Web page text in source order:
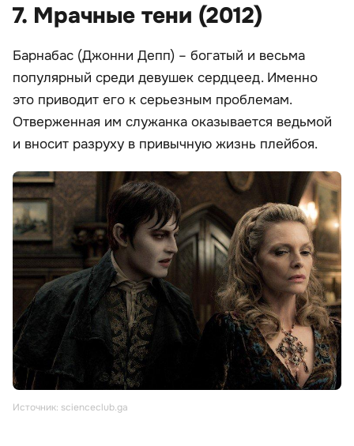
7. Мрачные тени (2012)
Барнабас (Джонни Депп) – богатый и весьма
популярный среди девушек сердцеед. Именно
это приводит его к серьезным проблемам.
Отверженная им служанка оказывается ведьмой
и вносит разруху в привычную жизнь плейбоя.
Источник: scienceclub.ga